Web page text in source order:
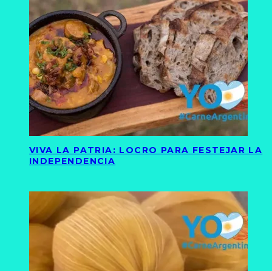
VIVA LA PATRIA: LOCRO PARA FESTEJAR LA
INDEPENDENCIA